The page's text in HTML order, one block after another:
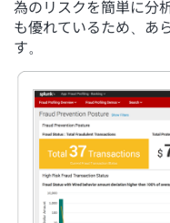
為のリスクを簡単に分
も優れているため、あ
す。